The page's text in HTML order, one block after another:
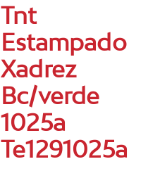
Tnt
Estampado
Xadrez
Bc/verde
1025a
Te1291025a